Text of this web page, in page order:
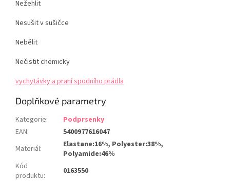
Nežehlit
Nesušit v sušičce
Nebělit
Nečistit chemicky
vychytávky a praní spodního prádla
Doplňkové parametry
Kategorie:
Podprsenky
EAN:
5400977616047
Materiál:
Elastane:16%, Polyester:38%,
Polyamide:46%
Kód
produktu: 0163550